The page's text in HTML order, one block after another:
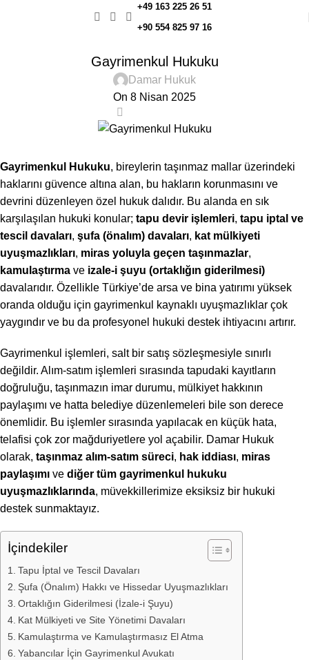
+49 163 225 26 51
+90 554 825 97 16
Gayrimenkul Hukuku
Damar Hukuk
On 8 Nisan 2025
Gayrimenkul Hukuku, bireylerin taşınmaz mallar üzerindeki
haklarını güvence altına alan, bu hakların korunmasını ve
devrini düzenleyen özel hukuk dalıdır. Bu alanda en sık
karşılaşılan hukuki konular; tapu devir işlemleri, tapu iptal ve
tescil davaları, şufa (önalım) davaları, kat mülkiyeti
uyuşmazlıkları, miras yoluyla geçen taşınmazlar,
kamulaştırma ve izale-i şuyu (ortaklığın giderilmesi)
davalarıdır. Özellikle Türkiye’de arsa ve bina yatırımı yüksek
oranda olduğu için gayrimenkul kaynaklı uyuşmazlıklar çok
yaygındır ve bu da profesyonel hukuki destek ihtiyacını artırır.
Gayrimenkul işlemleri, salt bir satış sözleşmesiyle sınırlı
değildir. Alım-satım işlemleri sırasında tapudaki kayıtların
doğruluğu, taşınmazın imar durumu, mülkiyet hakkının
paylaşımı ve hatta belediye düzenlemeleri bile son derece
önemlidir. Bu işlemler sırasında yapılacak en küçük hata,
telafisi çok zor mağduriyetlere yol açabilir. Damar Hukuk
olarak, taşınmaz alım-satım süreci, hak iddiası, miras
paylaşımı ve diğer tüm gayrimenkul hukuku
uyuşmazlıklarında, müvekkillerimize eksiksiz bir hukuki
destek sunmaktayız.
İçindekiler
Tapu İptal ve Tescil Davaları
Şufa (Önalım) Hakkı ve Hissedar Uyuşmazlıkları
Ortaklığın Giderilmesi (İzale-i Şuyu)
Kat Mülkiyeti ve Site Yönetimi Davaları
Kamulaştırma ve Kamulaştırmasız El Atma
Yabancılar İçin Gayrimenkul Avukatı